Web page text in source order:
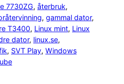
7730ZG, återbruk
, gammal dator
T3400, Linux mint, Linux
dator, linux.se
, SVT Play, Windows